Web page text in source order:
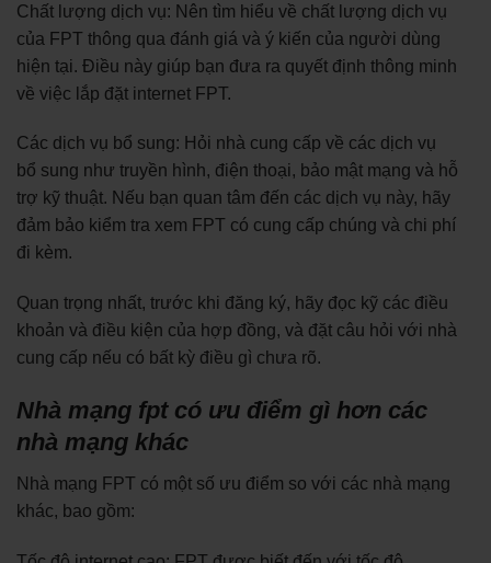
Chất lượng dịch vụ: Nên tìm hiểu về chất lượng dịch vụ
của FPT thông qua đánh giá và ý kiến của người dùng
hiện tại. Điều này giúp bạn đưa ra quyết định thông minh
về việc lắp đặt internet FPT.
Các dịch vụ bổ sung: Hỏi nhà cung cấp về các dịch vụ
bổ sung như truyền hình, điện thoại, bảo mật mạng và hỗ
trợ kỹ thuật. Nếu bạn quan tâm đến các dịch vụ này, hãy
đảm bảo kiểm tra xem FPT có cung cấp chúng và chi phí
đi kèm.
Quan trọng nhất, trước khi đăng ký, hãy đọc kỹ các điều
khoản và điều kiện của hợp đồng, và đặt câu hỏi với nhà
cung cấp nếu có bất kỳ điều gì chưa rõ.
Nhà mạng fpt có ưu điểm gì hơn các
nhà mạng khác
Nhà mạng FPT có một số ưu điểm so với các nhà mạng
khác, bao gồm: